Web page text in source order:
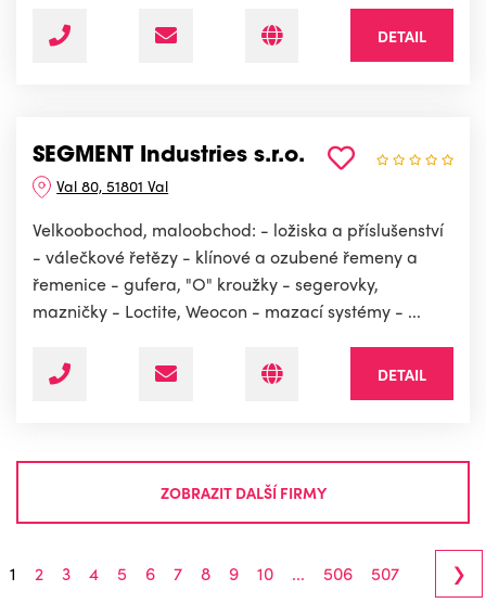
DETAIL
SEGMENT Industries s.r.o.
Val 80, 51801 Val
Velkoobochod, maloobchod: - ložiska a příslušenství
- válečkové řetězy - klínové a ozubené řemeny a
řemenice - gufera, "O" kroužky - segerovky,
mazničky - Loctite, Weocon - mazací systémy - ...
DETAIL
ZOBRAZIT DALŠÍ FIRMY
1 2 3 4 5 6 7 8 9 10 ... 506 507 ›